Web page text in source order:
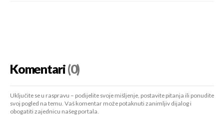
Komentari(0)
Uključite se u raspravu – podijelite svoje mišljenje, postavite pitanja ili ponudite
svoj pogled na temu. Vaš komentar može potaknuti zanimljiv dijalog i
obogatiti zajednicu našeg portala.